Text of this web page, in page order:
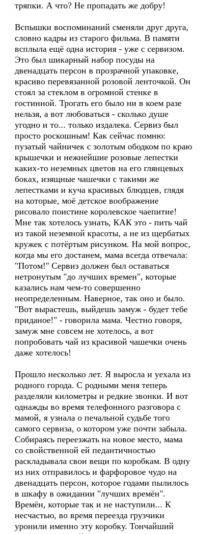
тряпки. А что? Не пропадать же добру!
Вспышки воспоминаний сменяли друг друга,
словно кадры из старого фильма. В памяти
всплыла ещё одна история - уже с сервизом.
Это был шикарный набор посуды на
двенадцать персон в прозрачной упаковке,
красиво перевязанной розовой ленточкой. Он
стоял за стеклом в огромной стенке в
гостинной. Трогать его было ни в коем разе
нельзя, а вот любоваться - сколько душе
угодно и то... только издалека. Сервиз был
просто роскошным! Как сейчас помню:
пузатый чайничек с золотым ободком по краю
крышечки и нежнейшие розовые лепестки
каких-то неземных цветов на его глянцевых
боках, изящные чашечки с такими же
лепестками и куча красивых блюдцев, глядя
на которые, моё детское воображение
рисовало поистине королевское чаепитие!
Мне так хотелось узнать, КАК это - пить чай
из такой неземной красоты, а не из щербатых
кружек с потёртым рисунком. На мой вопрос,
когда мы его достанем, мама всегда отвечала:
"Потом!" Сервиз должен был оставаться
нетронутым "до лучших времен", которые
казались нам чем-то совершенно
неопределенным. Наверное, так оно и было.
"Вот вырастешь, выйдешь замуж - будет тебе
приданое!" - говорила мама. Честно говоря,
замуж мне совсем не хотелось, а вот
попробовать чай из красивой чашечки очень
даже хотелось!
Прошло несколько лет. Я выросла и уехала из
родного города. С родными меня теперь
разделяли километры и редкие звонки. И вот
однажды во время телефонного разговора с
мамой, я узнала о печальной судьбе того
самого сервиза, о котором уже почти забыла.
Собираясь переезжать на новое место, мама
со свойственной ей педантичностью
раскладывала свои вещи по коробкам. В одну
из них отправилось и фарфоровое чудо на
двенадцать персон, которое годами пылилось
в шкафу в ожидании "лучших времён".
Времён, которые так и не наступили... К
несчастью, во время переезда грузчики
уронили именно эту коробку. Тончайший